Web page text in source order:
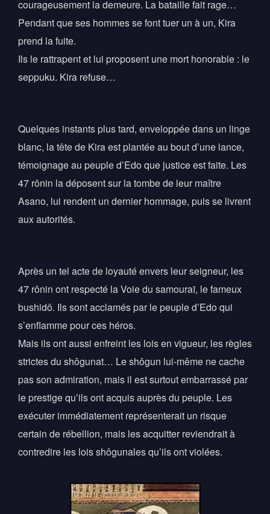
courageusement la demeure. La bataille fait rage…
Pendant que ses hommes se font tuer un à un, Kira
prend la fuite.
Ils le rattrapent et lui proposent une mort honorable : le
seppuku. Kira refuse…
Quelques instants plus tard, enveloppée dans un linge
blanc, la tête de Kira est plantée au bout d’une lance,
témoignage au peuple d’Edo que justice est faite. Les
47 rônin la déposent sur la tombe de leur maître
Asano, lui rendent un dernier hommage, puis se livrent
aux autorités.
Après un tel acte de loyauté envers leur seigneur, les
47 rônin ont respecté la Voie du samouraï, le fameux
bushidô. Ils sont acclamés par le peuple d’Edo qui
s’enflamme pour ces héros.
Mais ils ont aussi enfreint les lois en vigueur, les règles
strictes du shôgunat… Le shôgun lui-même ne cache
pas son admiration, mais il est surtout embarrassé par
le prestige qu’ils ont acquis auprès du peuple. Les
exécuter immédiatement représenterait un risque
certain de rébellion, mais les acquitter reviendrait à
contredire les lois shôgunales qu’ils ont violées.